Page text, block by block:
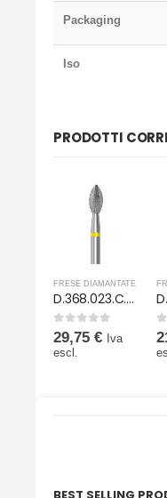
Packaging
Iso
PRODOTTI
FRESE DIAMANTATE
D.368.023.C.FG
0Su 5
29,75 € Iva
escl.
0